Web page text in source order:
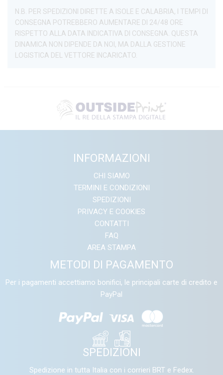
N.B. PER SPEDIZIONI DIRETTE A ISOLE E CALABRIA, I TEMPI DI
CONSEGNA POTREBBERO AUMENTARE DI 24/48 ORE
RISPETTO ALLA DATA INDICATIVA DI CONSEGNA. QUESTA
DINAMICA NON DIPENDE DA NOI, MA DALLA GESTIONE
LOGISTICA DEL VETTORE INCARICATO.
INFORMAZIONI
CHI SIAMO
TERMINI E CONDIZIONI
SPEDIZIONI
PRIVACY E COOKIES
CONTATTI
FAQ
AREA STAMPA
METODI DI PAGAMENTO
Per i pagamenti accettiamo bonifici, le principali carte di credito e
PayPal
SPEDIZIONI
Spedizione in tutta Italia con i corrieri BRT e Fedex.